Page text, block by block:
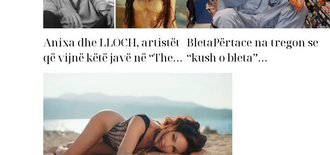
Anixa dhe LLOCH, artistët
që vijnë këtë javë në “The
BletaPërtace na tregon se
“kush o bleta”…